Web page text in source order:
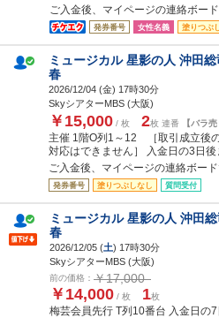
ご入金後、マイページの連絡ボー
発券番号 女性名義 塗りつぶ
ミュージカル 星影の人 沖田
春
2026/12/04 (金) 17時30分
SkyシアターMBS (大阪)
￥15,000 / 枚 2枚 連番 【バラ
主催 1階O列1～12 ［取引成立後
対応はできません］ 入金日の3日
ご入金後、マイページの連絡ボー
発券番号 塗りつぶしなし 質問受付
ミュージカル 星影の人 沖田
春
2026/12/05 (土) 17時30分
SkyシアターMBS (大阪)
前の価格： ￥17,000
￥14,000 / 枚 1枚
梅芸会員先行 T列10番台 入金日の